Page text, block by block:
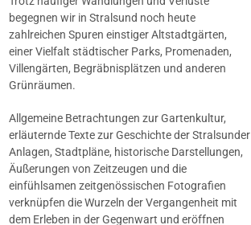
begegnen wir in Stralsund noch heute
zahlreichen Spuren einstiger Altstadtgärten,
einer Vielfalt städtischer Parks, Promenaden,
Villengärten, Begräbnisplätzen und anderen
Grünräumen.
Allgemeine Betrachtungen zur Gartenkultur,
erläuternde Texte zur Geschichte der Stralsunder
Anlagen, Stadtpläne, historische Darstellungen,
Äußerungen von Zeitzeugen und die
einfühlsamen zeitgenössischen Fotografien
verknüpfen die Wurzeln der Vergangenheit mit
dem Erleben in der Gegenwart und eröffnen